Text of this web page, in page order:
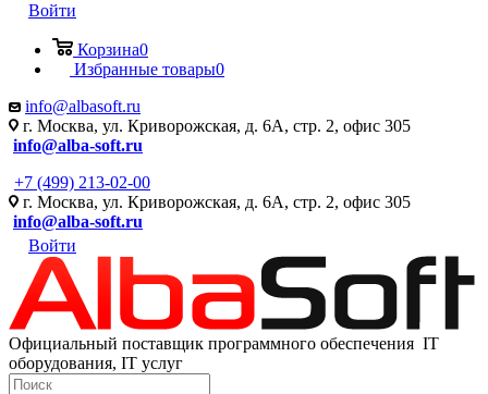
Войти
Корзина0
Избранные товары0
info@albasoft.ru
г. Москва, ул. Криворожская, д. 6А, стр. 2, офис 305
info@alba-soft.ru
+7 (499) 213-02-00
г. Москва, ул. Криворожская, д. 6А, стр. 2, офис 305
info@alba-soft.ru
Войти
Официальный поставщик программного обеспечения IT
оборудования, IT услуг